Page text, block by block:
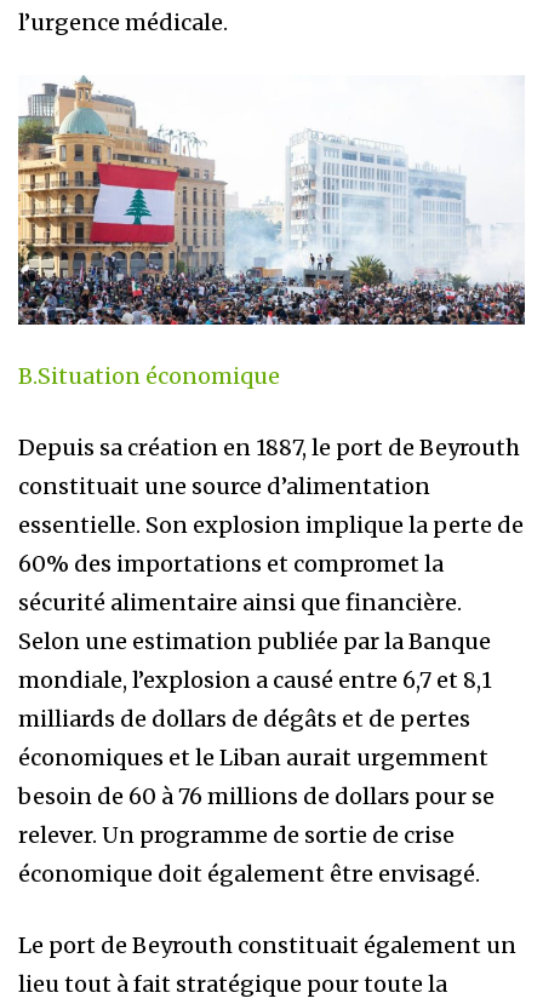
l’urgence médicale.
B.Situation économique
Depuis sa création en 1887, le port de Beyrouth
constituait une source d’alimentation
essentielle. Son explosion implique la perte de
60% des importations et compromet la
sécurité alimentaire ainsi que financière.
Selon une estimation publiée par la Banque
mondiale, l’explosion a causé entre 6,7 et 8,1
milliards de dollars de dégâts et de pertes
économiques et le Liban aurait urgemment
besoin de 60 à 76 millions de dollars pour se
relever. Un programme de sortie de crise
économique doit également être envisagé.
Le port de Beyrouth constituait également un
lieu tout à fait stratégique pour toute la